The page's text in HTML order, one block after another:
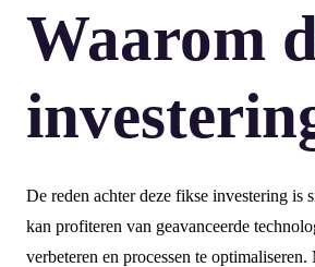
Waarom
De reden achter deze fikse investering is
kan profiteren van geavanceerde
verbeteren en processen te